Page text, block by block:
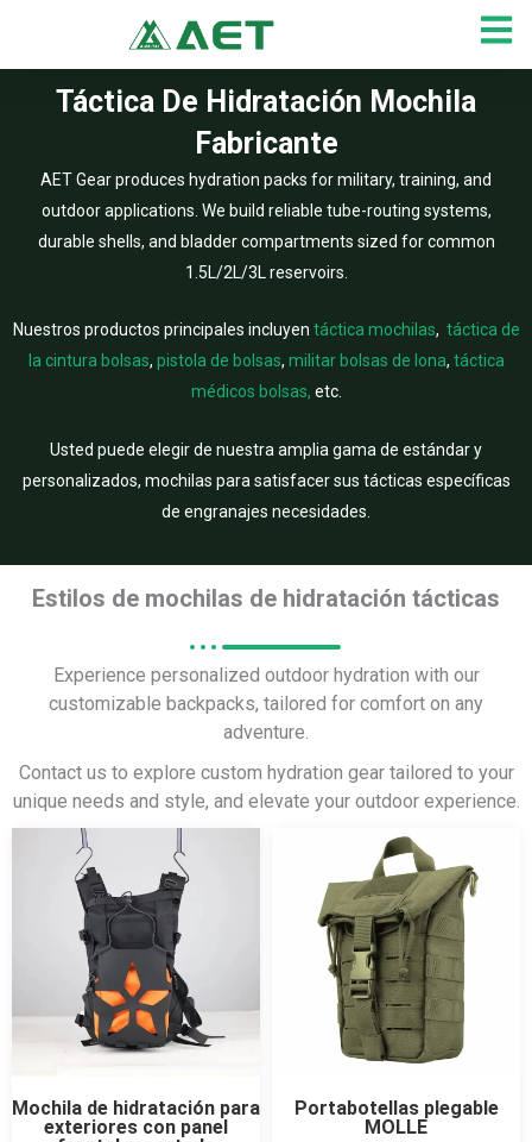
contenido
Táctica De Hidratación Mochila
Fabricante
AET Gear produces hydration packs for military, training, and
outdoor applications. We build reliable tube-routing systems,
durable shells, and bladder compartments sized for common
1.5L/2L/3L reservoirs.
Nuestros productos principales incluyen táctica mochilas, táctica de
la cintura bolsas, pistola de bolsas, militar bolsas de lona, táctica
médicos bolsas, etc.
Usted puede elegir de nuestra amplia gama de estándar y
personalizados, mochilas para satisfacer sus tácticas específicas
de engranajes necesidades.
Estilos de mochilas de hidratación tácticas
Experience personalized outdoor hydration with our
customizable backpacks, tailored for comfort on any
adventure.
Contact us to explore custom hydration gear tailored to your
unique needs and style, and elevate your outdoor experience.
Mochila de hidratación para
exteriores con panel
Portabotellas plegable
MOLLE